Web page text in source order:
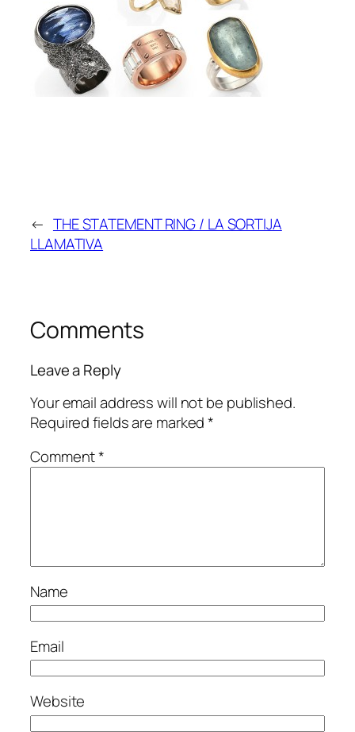
← THE STATEMENT RING / LA SORTIJA
LLAMATIVA
Comments
Leave a Reply
Your email address will not be published.
Required fields are marked*
Comment*
Name
Email
Website